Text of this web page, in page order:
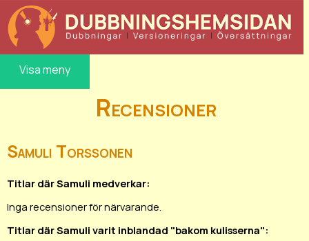
Visa meny
Recensioner
Samuli Torssonen
Titlar där Samuli medverkar:
Inga recensioner för närvarande.
Titlar där Samuli varit inblandad "bakom kulisserna":